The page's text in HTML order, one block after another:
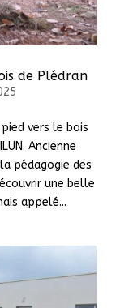
de Plédran
vers le bois
Ancienne
pédagogie des
une belle
appelé...